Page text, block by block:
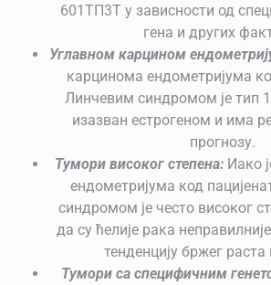
601ТП3Т у зависности од
гена и других
Углавном карцином
карцинома ендометријума
Линчевим синдромом је тип
изазван естрогеном и има
прогнозу.
Тумори високог степена: Иако
ендометријума код
синдромом је често високог
да су ћелије рака
тенденцију бржег
Тумори са специфичним